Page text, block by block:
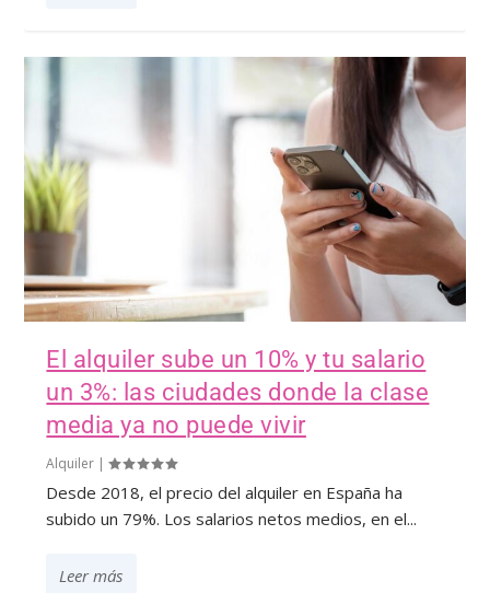
El alquiler sube un 10% y tu salario
un 3%: las ciudades donde la clase
media ya no puede vivir
Alquiler |
Desde 2018, el precio del alquiler en España ha
subido un 79%. Los salarios netos medios, en el...
Leer más